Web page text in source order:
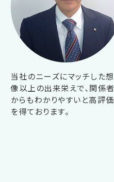
当社のニーズにマッチした想
像以上の出来栄えで、関係者
からもわかりやすいと高評価
を得ております。